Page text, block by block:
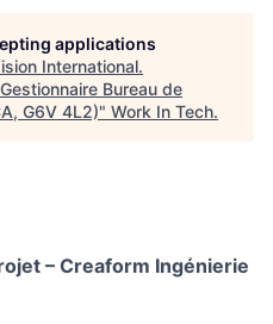
applications
International.
Gestionnaire Bureau de
G6V 4L2)" Work In Tech.
– Creaform Ingénierie